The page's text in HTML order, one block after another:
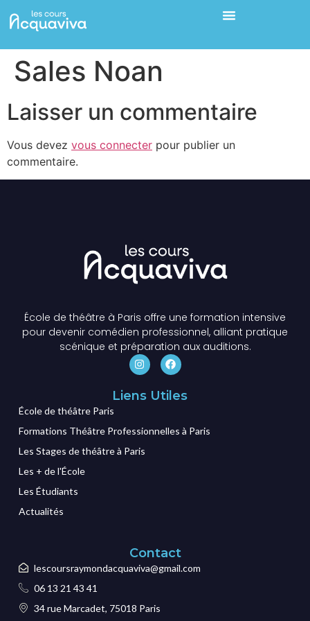
Sales Noan
Laisser un commentaire
Vous devez vous connecter pour publier un
commentaire.
École de théâtre à Paris offre une formation intensive
pour devenir comédien professionnel, alliant pratique
scénique et préparation aux auditions.
Liens Utiles
École de théâtre Paris
Formations Théâtre Professionnelles à Paris
Les Stages de théâtre à Paris
Les + de l'École
Les Étudiants
Actualités
Contact
lescoursraymondacquaviva@gmail.com
06 13 21 43 41
34 rue Marcadet, 75018 Paris